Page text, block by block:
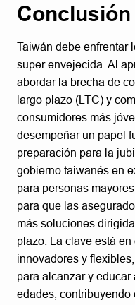
Conclusión
Taiwán debe enfrentar
super envejecida. Al
abordar la brecha de
largo plazo (LTC) y
consumidores más
desempeñar un papel
preparación para la
gobierno taiwanés en
para personas
para que las
más soluciones
plazo. La clave está
innovadores y
para alcanzar y
edades, contribuyendo